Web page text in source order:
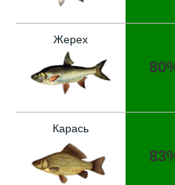
Жерех
Карась
Сегодняшний
полной ерундой,
Хороший сервис,
перед рыбалкой,
сома
Поймал всего
"удачный" прогноз